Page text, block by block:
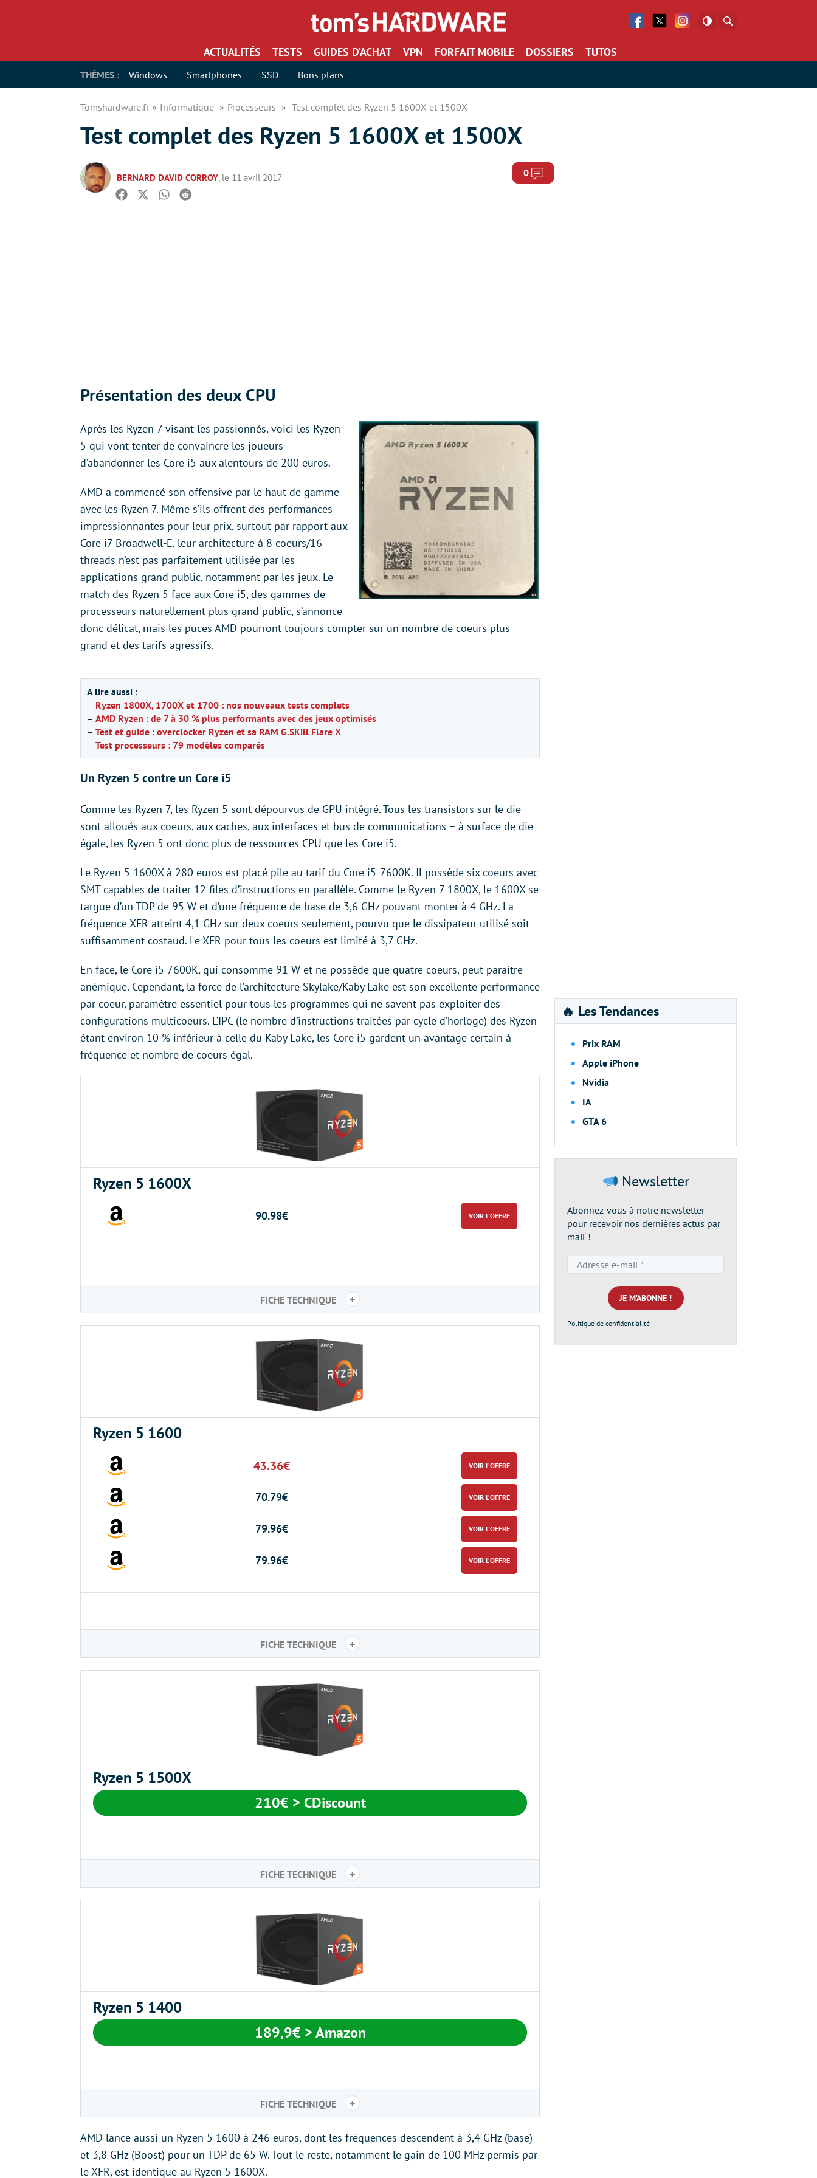
Facebook
Twitter Facebook
ACTUALITÉS TESTS GUIDES D’ACHAT VPN FORFAIT MOBILE DOSSIERS TUTOS
THÈMES : Windows Smartphones SSD Bons plans
Tomshardware.fr Informatique Processeurs Test complet des Ryzen 5 1600X et 1500X
Test complet des Ryzen 5 1600X et 1500X
BERNARD DAVID CORROY, le 11 avril 2017 0 Commentaires
Facebook
TwitterWhatsapp
Reddit
Présentation des deux CPU
Après les Ryzen 7 visant les passionnés, voici les Ryzen
5 qui vont tenter de convaincre les joueurs
d’abandonner les Core i5 aux alentours de 200 euros.
AMD a commencé son offensive par le haut de gamme
avec les Ryzen 7. Même s’ils offrent des performances
impressionnantes pour leur prix, surtout par rapport aux
Core i7 Broadwell-E, leur architecture à 8 coeurs/16
threads n’est pas parfaitement utilisée par les
applications grand public, notamment par les jeux. Le
match des Ryzen 5 face aux Core i5, des gammes de
processeurs naturellement plus grand public, s’annonce
donc délicat, mais les puces AMD pourront toujours compter sur un nombre de coeurs plus
grand et des tarifs agressifs.
A lire aussi :
– Ryzen 1800X, 1700X et 1700 : nos nouveaux tests complets
– AMD Ryzen : de 7 à 30 % plus performants avec des jeux optimisés
– Test et guide : overclocker Ryzen et sa RAM G.SKill Flare X
– Test processeurs : 79 modèles comparés
Un Ryzen 5 contre un Core i5
Comme les Ryzen 7, les Ryzen 5 sont dépourvus de GPU intégré. Tous les transistors sur le die
sont alloués aux coeurs, aux caches, aux interfaces et bus de communications – à surface de die
égale, les Ryzen 5 ont donc plus de ressources CPU que les Core i5.
Le Ryzen 5 1600X à 280 euros est placé pile au tarif du Core i5-7600K. Il possède six coeurs avec
SMT capables de traiter 12 files d’instructions en parallèle. Comme le Ryzen 7 1800X, le 1600X se
targue d’un TDP de 95 W et d’une fréquence de base de 3,6 GHz pouvant monter à 4 GHz. La
fréquence XFR atteint 4,1 GHz sur deux coeurs seulement, pourvu que le dissipateur utilisé soit
suffisamment costaud. Le XFR pour tous les coeurs est limité à 3,7 GHz.
En face, le Core i5 7600K, qui consomme 91 W et ne possède que quatre coeurs, peut paraître
anémique. Cependant, la force de l’architecture Skylake/Kaby Lake est son excellente performance
par coeur, paramètre essentiel pour tous les programmes qui ne savent pas exploiter des
configurations multicoeurs. L’IPC (le nombre d’instructions traitées par cycle d’horloge) des Ryzen
étant environ 10 % inférieur à celle du Kaby Lake, les Core i5 gardent un avantage certain à
fréquence et nombre de coeurs égal.
Ryzen 5 1600X
90.98€ VOIR L’OFFRE
FICHE TECHNIQUE +
Ryzen 5 1600
43.36€ VOIR L’OFFRE
70.79€ VOIR L’OFFRE
79.96€ VOIR L’OFFRE
79.96€ VOIR L’OFFRE
FICHE TECHNIQUE +
Ryzen 5 1500X
210€ > CDiscount
FICHE TECHNIQUE +
Ryzen 5 1400
189,9€ > Amazon
FICHE TECHNIQUE +
AMD lance aussi un Ryzen 5 1600 à 246 euros, dont les fréquences descendent à 3,4 GHz (base)
et 3,8 GHz (Boost) pour un TDP de 65 W. Tout le reste, notamment le gain de 100 MHz permis par
le XFR, est identique au Ryzen 5 1600X.
🔥 Les Tendances
Prix RAM
Apple iPhone
Nvidia
IA
GTA 6
Newsletter
Abonnez-vous à notre newsletter
pour recevoir nos dernières actus par
mail !
e-
mail
*
Politique de confidentialité